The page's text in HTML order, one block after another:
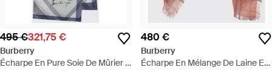
495 €321,75 €
Burberry
Écharpe En Pure Soie De Mûrier À
480 €
Burberry
Écharpe En Mélange De Laine Et